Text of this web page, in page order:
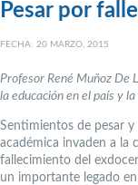
Pesar por
FECHA: 20 MARZO, 2015
Profesor René Muñoz De
la educación en el país y
Sentimientos de pesar
académica invaden a la
fallecimiento del
un importante legado